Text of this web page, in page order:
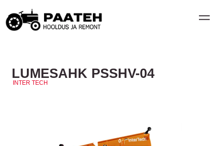
LUMESAHK PSSHV-04
INTER TECH